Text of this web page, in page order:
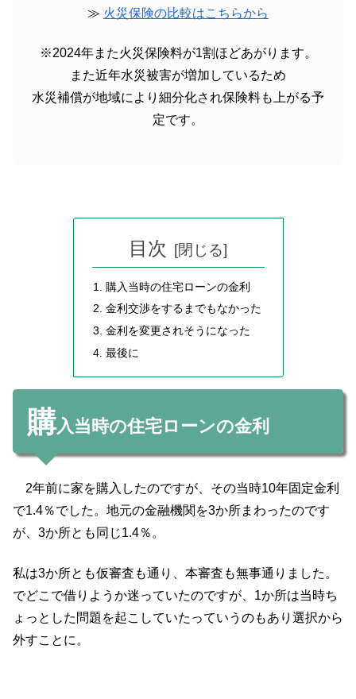
≫ 火災保険の比較はこちらから
※2024年また火災保険料が1割ほどあがります。
また近年水災被害が増加しているため
水災補償が地域により細分化され保険料も上がる予
定です。
目次
購入当時の住宅ローンの金利
金利交渉をするまでもなかった
金利を変更されそうになった
最後に
購入当時の住宅ローンの金利
2年前に家を購入したのですが、その当時10年固定金利
で1.4％でした。地元の金融機関を3か所まわったのです
が、3か所とも同じ1.4％。
私は3か所とも仮審査も通り、本審査も無事通りました。
でどこで借りようか迷っていたのですが、1か所は当時ち
ょっとした問題を起こしていたっていうのもあり選択から
外すことに。